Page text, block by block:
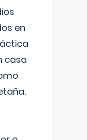
en
casa